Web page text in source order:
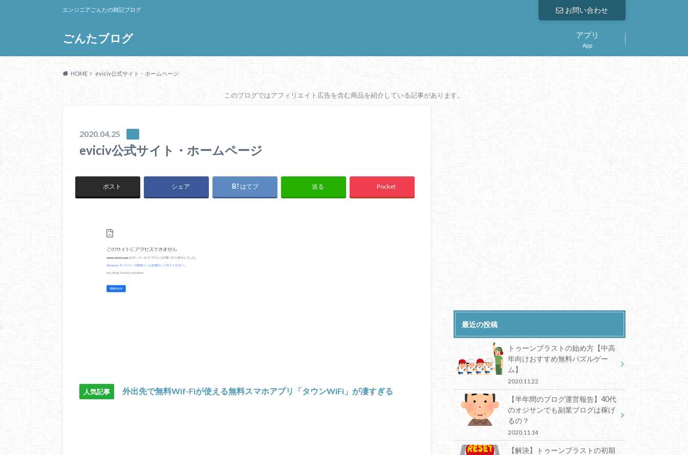
ごんたブログ
エンジニアごんたの雑記ブログ お問い合わせ
App
アプリ
HOME eviciv公式サイト・ホームページ
このブログではアフィリエイト広告を含む商品を紹介している記事があります。
2020.04.25
eviciv公式サイト・ホームページ
ポスト シェア はてブ 送る Pocket
人気記事 外出先で無料Wif-Fiが使える無料スマホアプリ「タウンWiFi」が凄すぎる
最近の投稿
トゥーンブラストの始め方【中高
年向けおすすめ無料パズルゲー
ム】
2020.11.22
【半年間のブログ運営報告】40代
のオジサンでも副業ブログは稼げ
るの？
2020.11.14
【解決】トゥーンブラストの初期